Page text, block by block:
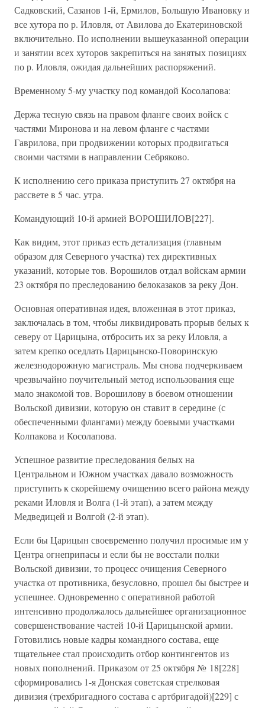
Садковский, Сазанов 1-й, Ермилов, Большую Ивановку и
все хутора по р. Иловля, от Авилова до Екатериновской
включительно. По исполнении вышеуказанной операции
и занятии всех хуторов закрепиться на занятых позициях
по р. Иловля, ожидая дальнейших распоряжений.
Временному 5-му участку под командой Косолапова:
Держа тесную связь на правом фланге своих войск с
частями Миронова и на левом фланге с частями
Гаврилова, при продвижении которых продвигаться
своими частями в направлении Себряково.
К исполнению сего приказа приступить 27 октября на
рассвете в 5 час. утра.
Командующий 10-й армией ВОРОШИЛОВ[227].
Как видим, этот приказ есть детализация (главным
образом для Северного участка) тех директивных
указаний, которые тов. Ворошилов отдал войскам армии
23 октября по преследованию белоказаков за реку Дон.
Основная оперативная идея, вложенная в этот приказ,
заключалась в том, чтобы ликвидировать прорыв белых к
северу от Царицына, отбросить их за реку Иловля, а
затем крепко оседлать Царицынско-Поворинскую
железнодорожную магистраль. Мы снова подчеркиваем
чрезвычайно поучительный метод использования еще
мало знакомой тов. Ворошилову в боевом отношении
Вольской дивизии, которую он ставит в середине (с
обеспеченными флангами) между боевыми участками
Колпакова и Косолапова.
Успешное развитие преследования белых на
Центральном и Южном участках давало возможность
приступить к скорейшему очищению всего района между
реками Иловля и Волга (1-й этап), а затем между
Медведицей и Волгой (2-й этап).
Если бы Царицын своевременно получил просимые им у
Центра огнеприпасы и если бы не восстали полки
Вольской дивизии, то процесс очищения Северного
участка от противника, безусловно, прошел бы быстрее и
успешнее. Одновременно с оперативной работой
интенсивно продолжалось дальнейшее организационное
совершенствование частей 10-й Царицынской армии.
Готовились новые кадры командного состава, еще
тщательнее стал происходить отбор контингентов из
новых пополнений. Приказом от 25 октября № 18[228]
сформировались 1-я Донская советская стрелковая
дивизия (трехбригадного состава с артбригадой)[229] с